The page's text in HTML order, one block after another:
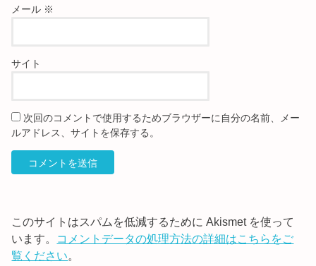
メール ※
サイト
次回のコメントで使用するためブラウザーに自分の名前、メー
ルアドレス、サイトを保存する。
このサイトはスパムを低減するために Akismet を使って
います。 コメントデータの処理方法の詳細はこちらをご
覧ください。